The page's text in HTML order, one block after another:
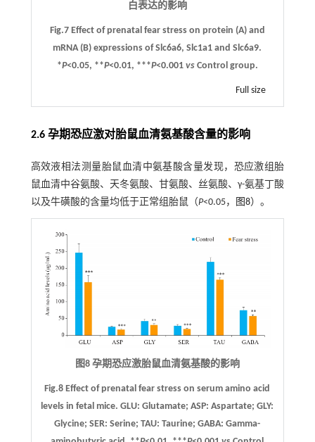
白表达的影响
Fig.7 Effect of prenatal fear stress on protein (A) and
mRNA (B) expressions of Slc6a6, Slc1a1 and Slc6a9.
*P<0.05, **P<0.01, ***P<0.001 vsControl group.
Full size
2.6 孕期恐应激对胎鼠血清氨基酸含量的影响
高效液相法测量胎鼠血清中氨基酸含量发现，恐应激组胎
鼠血清中谷氨酸、天冬氨酸、甘氨酸、丝氨酸、γ-氨基丁酸
以及牛磺酸的含量均低于正常组胎鼠（P<0.05， 图8）。
图8 孕期恐应激胎鼠血清氨基酸的影响
Fig.8 Effect of prenatal fear stress on serum amino acid
levels in fetal mice. GLU: Glutamate; ASP: Aspartate; GLY:
Glycine; SER: Serine; TAU: Taurine; GABA: Gamma-